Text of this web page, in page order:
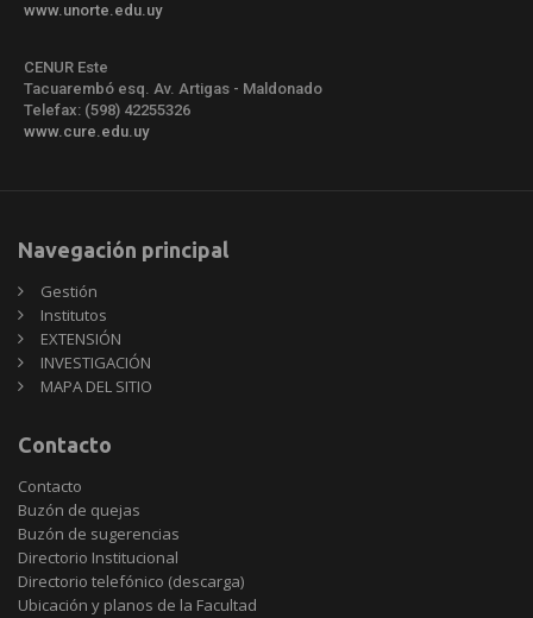
www.unorte.edu.uy
CENUR Este
Tacuarembó esq. Av. Artigas - Maldonado
Telefax: (598) 42255326
www.cure.edu.uy
Navegación principal
Gestión
Institutos
EXTENSIÓN
INVESTIGACIÓN
MAPA DEL SITIO
Contacto
Contacto
Buzón de quejas
Buzón de sugerencias
Directorio Institucional
Directorio telefónico (descarga)
Ubicación y planos de la Facultad